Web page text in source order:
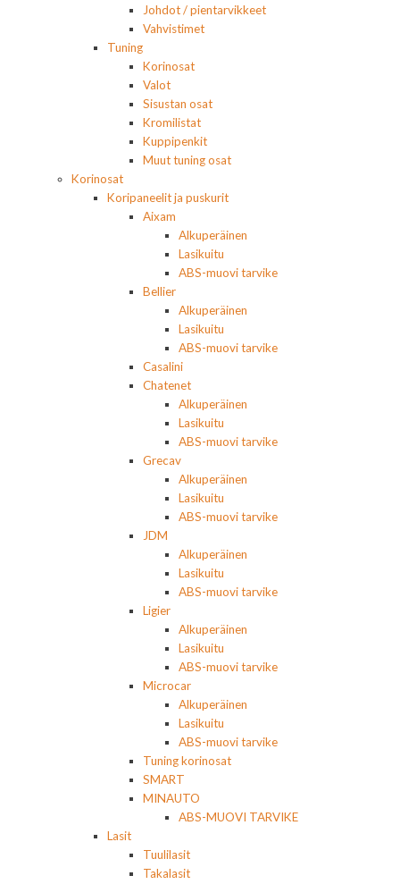
Johdot / pientarvikkeet
Vahvistimet
Tuning
Korinosat
Valot
Sisustan osat
Kromilistat
Kuppipenkit
Muut tuning osat
Korinosat
Koripaneelit ja puskurit
Aixam
Alkuperäinen
Lasikuitu
ABS-muovi tarvike
Bellier
Alkuperäinen
Lasikuitu
ABS-muovi tarvike
Casalini
Chatenet
Alkuperäinen
Lasikuitu
ABS-muovi tarvike
Grecav
Alkuperäinen
Lasikuitu
ABS-muovi tarvike
JDM
Alkuperäinen
Lasikuitu
ABS-muovi tarvike
Ligier
Alkuperäinen
Lasikuitu
ABS-muovi tarvike
Microcar
Alkuperäinen
Lasikuitu
ABS-muovi tarvike
Tuning korinosat
SMART
MINAUTO
ABS-MUOVI TARVIKE
Lasit
Tuulilasit
Takalasit